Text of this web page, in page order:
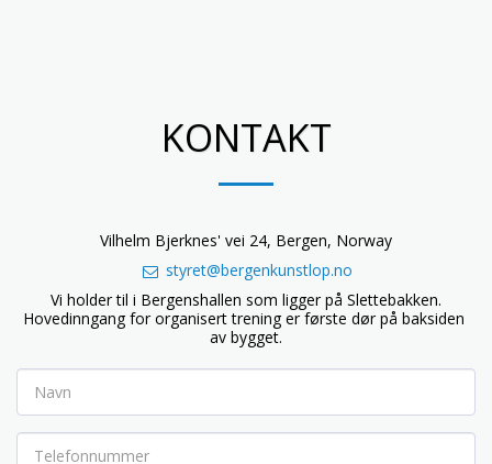
KONTAKT
Vilhelm Bjerknes' vei 24, Bergen, Norway
styret@bergenkunstlop.no
Vi holder til i Bergenshallen som ligger på Slettebakken.
Hovedinngang for organisert trening er første dør på baksiden
av bygget.